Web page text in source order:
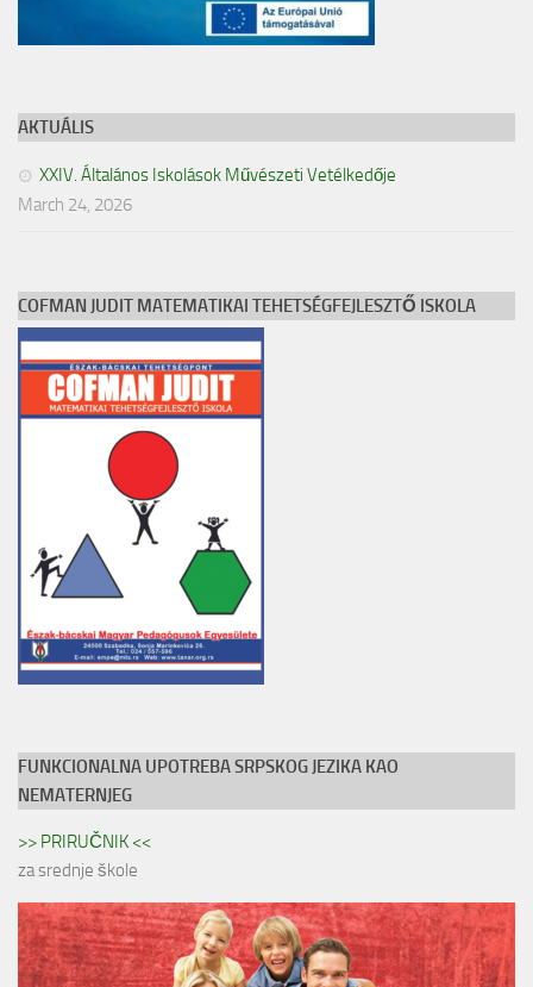
AKTUÁLIS
XXIV. Általános Iskolások Művészeti Vetélkedője
March 24, 2026
COFMAN JUDIT MATEMATIKAI TEHETSÉGFEJLESZTŐ ISKOLA
FUNKCIONALNA UPOTREBA SRPSKOG JEZIKA KAO
NEMATERNJEG
>> PRIRUČNIK <<
za srednje škole